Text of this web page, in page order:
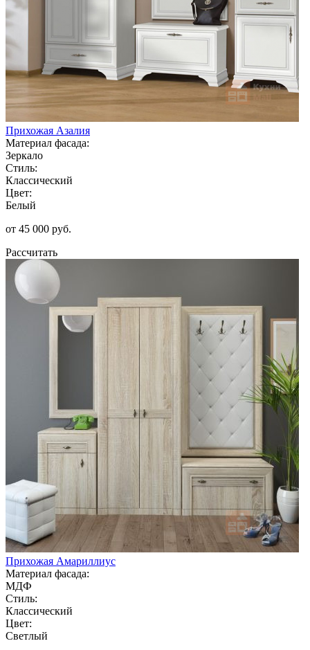
Прихожая Азалия
Материал фасада:
Зеркало
Стиль:
Классический
Цвет:
Белый
от 45 000 руб.
Рассчитать
Прихожая Амариллиус
Материал фасада:
МДФ
Стиль:
Классический
Цвет:
Светлый